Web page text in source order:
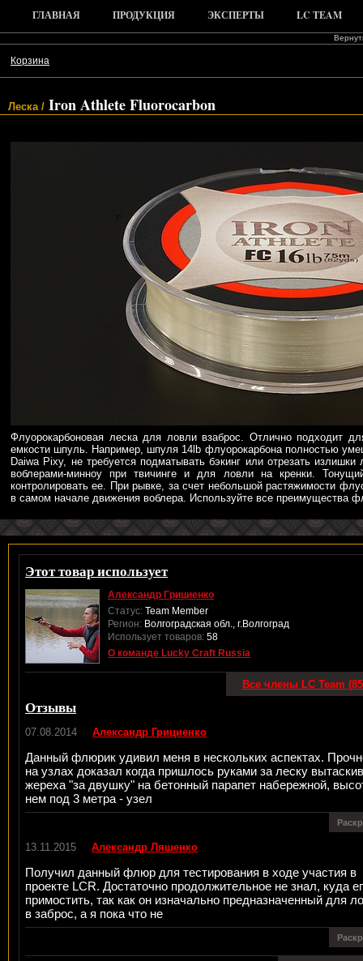
ГЛАВНАЯ ПРОДУКЦИЯ ЭКСПЕРТЫ LC TEAM
Корзина
Леска / Iron Athlete Fluorocarbon
Флуорокарбоновая леска для ловли взаброс. Отлично подходит
емкости шпуль. Например, шпуля 14lb флуорокарбона полностью
Daiwa Pixy, не требуется подматывать бэкинг или отрезать
воблерами-минноу при твичинге и для ловли на кренки.
контролировать ее. При рывке, за счет небольшой растяжимости
в самом начале движения воблера. Используйте все преимущества
Этот товар использует
Александр Грициенко
Статус: Team Member
Регион: Волгоградская обл., г.Волгоград
Использует товаров: 58
О команде Lucky Craft Russia
Все члены LC Team
Отзывы
07.08.2014 Александр Грициенко
Данный флюрик удивил меня в нескольких аспектах.
на узлах доказал когда пришлось руками за леску
жереха "за двушку" на бетонный парапет набережной,
нем под 3 метра - узел
13.11.2015 Александр Ляшенко
Получил данный флюр для тестирования в ходе участия в
проекте LCR. Достаточно продолжительное не знал, куда
примостить, так как он изначально предназначенный для
в заброс, а я пока что не